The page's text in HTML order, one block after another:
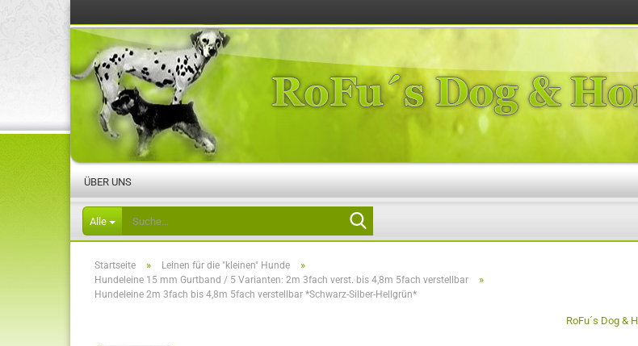
Alle
ÜBER UNS
Startseite » Leinen für die "kleinen" Hunde »
Hundeleine 15 mm Gurtband / 5 Varianten: 2m 3fach verst. bis 4,8m 5fach verstellbar »
Hundeleine 2m 3fach bis 4,8m 5fach verstellbar *Schwarz-Silber-Hellgrün*
RoFu´s Dog &